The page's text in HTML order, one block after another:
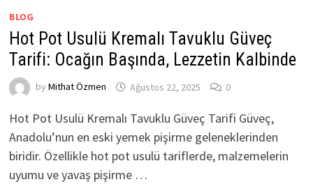
BLOG
Hot Pot Usulü Kremalı Tavuklu Güveç
Tarifi: Ocağın Başında, Lezzetin Kalbinde
by Mithat Özmen Ağustos 22, 2025 0
Hot Pot Usulü Kremalı Tavuklu Güveç Tarifi Güveç,
Anadolu’nun en eski yemek pişirme geleneklerinden
biridir. Özellikle hot pot usulü tariflerde, malzemelerin
uyumu ve yavaş pişirme …